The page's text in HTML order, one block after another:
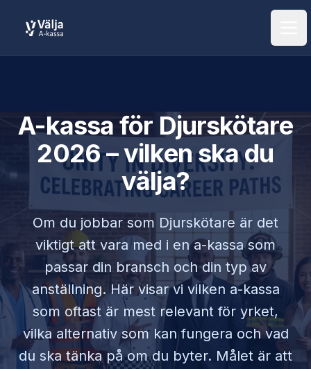
A-kassa för Djurskötare
2026 – vilken ska du
välja?
Om du jobbar som Djurskötare är det
viktigt att vara med i en a-kassa som
passar din bransch och din typ av
anställning. Här visar vi vilken a-kassa
som oftast är mest relevant för yrket,
vilka alternativ som kan fungera och vad
du ska tänka på om du byter. Målet är att